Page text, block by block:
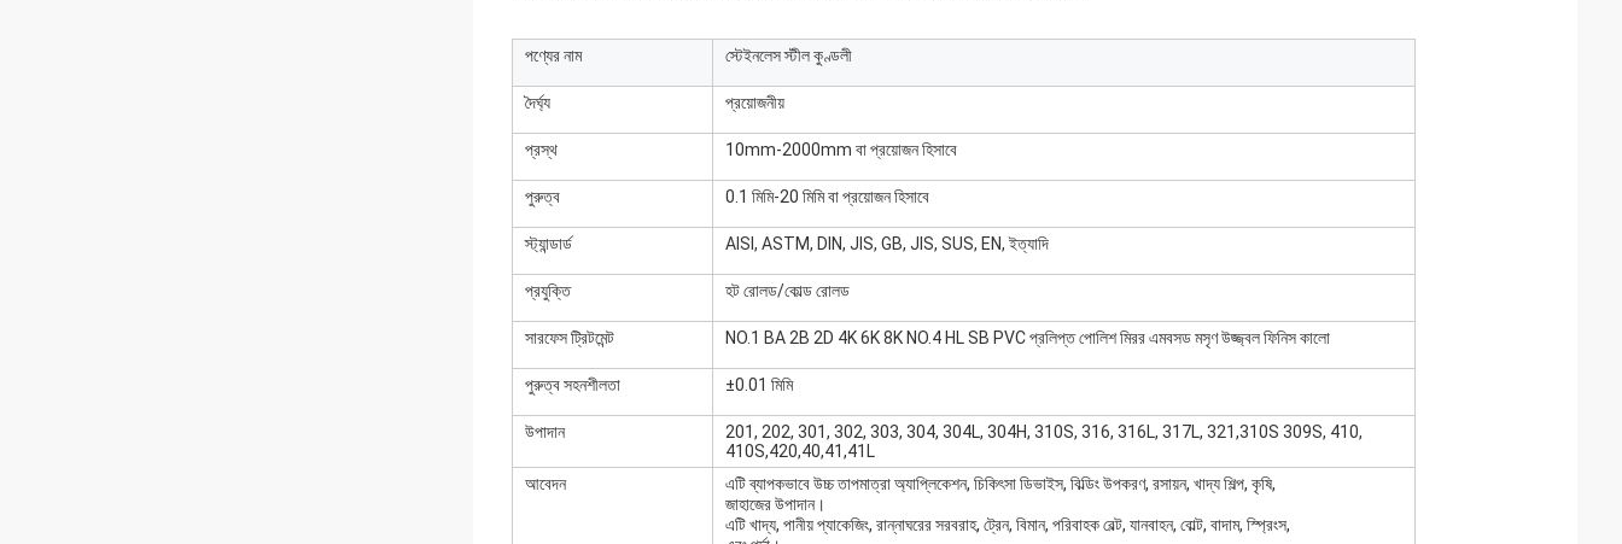
পণ্যের নাম স্টেইনলেস স্টীল কুণ্ডলী
দৈর্ঘ্য প্রয়োজনীয়
প্রস্থ 10mm-2000mm বা প্রয়োজন হিসাবে
পুরুত্ব 0.1 মিমি-20 মিমি বা প্রয়োজন হিসাবে
স্ট্যান্ডার্ড AISI, ASTM, DIN, JIS, GB, JIS, SUS, EN, ইত্যাদি
প্রযুক্তি হট রোলড/কোল্ড রোলড
সারফেস ট্রিটমেন্ট NO.1 BA 2B 2D 4K 6K 8K NO.4 HL SB PVC প্রলিপ্ত পোলিশ মিরর এমবসড মসৃণ উজ্জ্বল ফিনিস কালো
পুরুত্ব সহনশীলতা ±0.01 মিমি
উপাদান
201, 202, 301, 302, 303, 304, 304L, 304H, 310S, 316, 316L, 317L, 321,310S 309S, 410,
410S,420,40,41,41L
আবেদন
এটি ব্যাপকভাবে উচ্চ তাপমাত্রা অ্যাপ্লিকেশন, চিকিৎসা ডিভাইস, বিল্ডিং উপকরণ, রসায়ন, খাদ্য শিল্প, কৃষি,
জাহাজের উপাদান।
এটি খাদ্য, পানীয় প্যাকেজিং, রান্নাঘরের সরবরাহ, ট্রেন, বিমান, পরিবাহক বেল্ট, যানবাহন, বোল্ট, বাদাম, স্প্রিংস,